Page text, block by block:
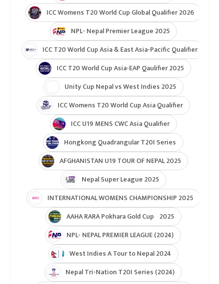
ICC Womens T20 World Cup Global Qualifier 2026
NPL- Nepal Premier League 2025
ICC T20 World Cup Asia & East Asia-Pacific Qualifier
ICC T20 World Cup Asia-EAP Qaulifier 2025
Unity Cup Nepal vs West Indies 2025
ICC Womens T20 World Cup Asia Qualifier
ICC U19 MENS CWC Asia Qualifier
Hongkong Quadrangular T20I Series
AFGHANISTAN U19 TOUR OF NEPAL 2025
Nepal Super League 2025
INTERNATIONAL WOMENS CHAMPIONSHIP 2025
AAHA RARA Pokhara Gold Cup 2025
NPL- NEPAL PREMIER LEAGUE (2024)
West Indies A Tour to Nepal 2024
Nepal Tri-Nation T20I Series (2024)